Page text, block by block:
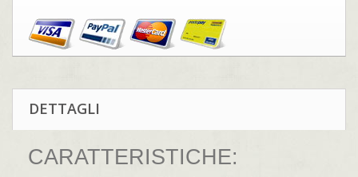
DETTAGLI
CARATTERISTICHE: